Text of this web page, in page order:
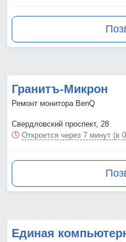
Гранитъ-Микрон
Ремонт монитора BenQ
Свердловский проспект, 28
Откроется через 7 минут (в
Единая